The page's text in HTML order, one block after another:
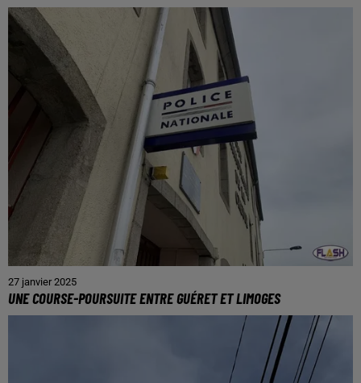
27 janvier 2025
UNE COURSE-POURSUITE ENTRE GUÉRET ET LIMOGES